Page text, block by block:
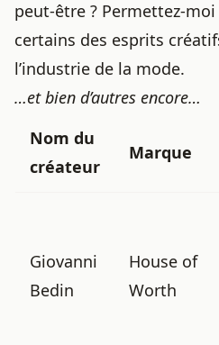
peut-être ? Permettez-
certains des esprits
l’industrie de la mode.
…et bien d’autres encore…
Nom du
créateur
Marque
Giovanni
Bedin
House of
Worth